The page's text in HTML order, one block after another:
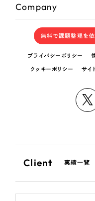
Company
無料で課題整理を
プライバシーポリシー
クッキーポリシー サイ
Client 実績一覧